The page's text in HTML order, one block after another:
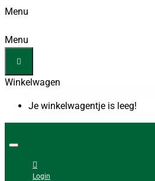
Menu
Menu
Winkelwagen
Je winkelwagentje is leeg!
Login